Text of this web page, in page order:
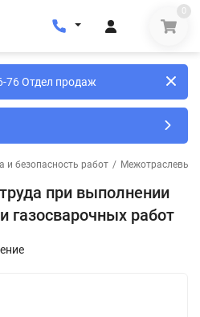
0
76 Отдел продаж
и безопасность работ / Межотраслевые
при выполнении
газосварочных работ